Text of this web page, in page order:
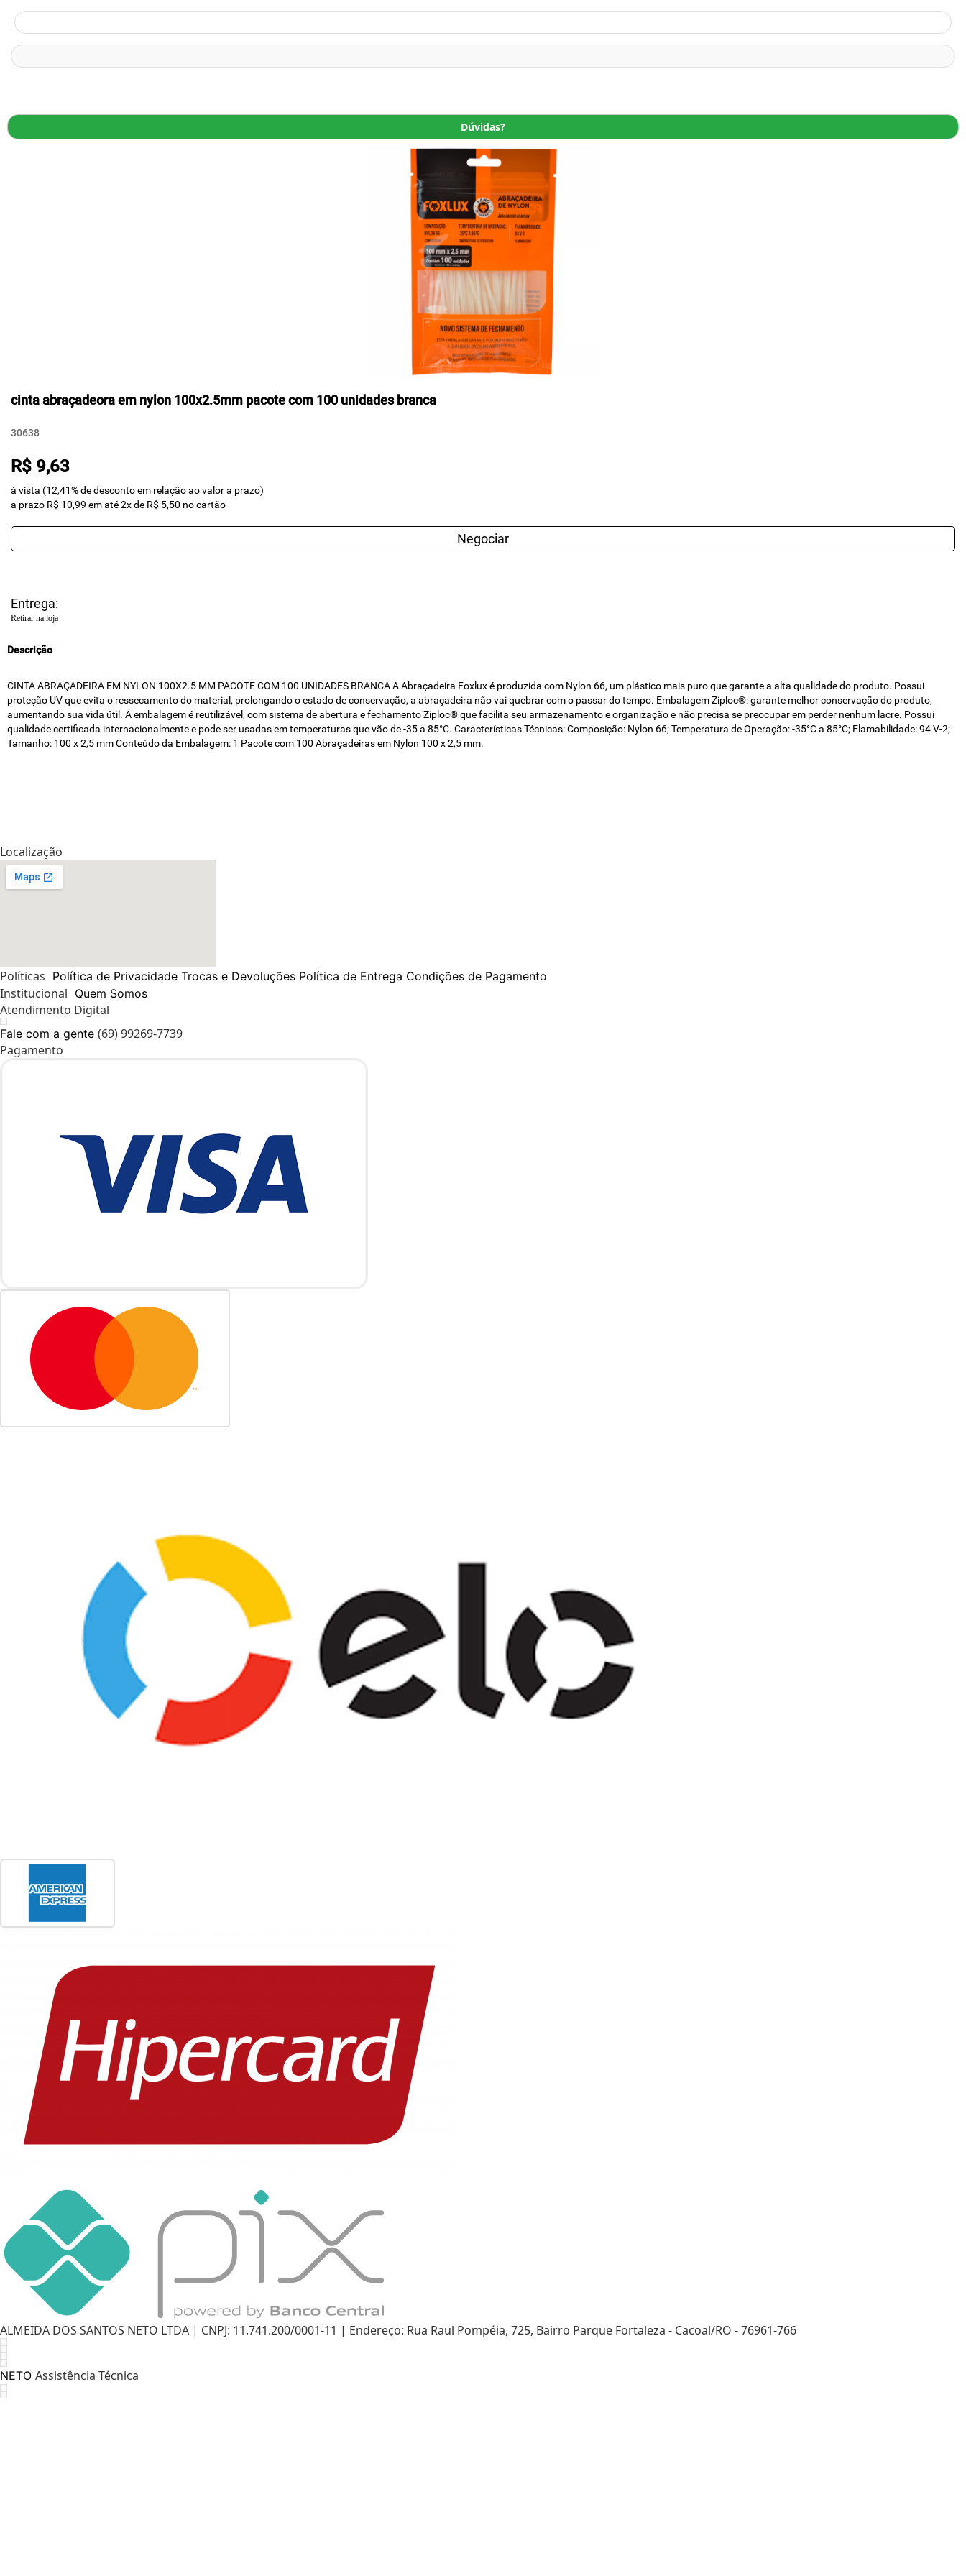
Dúvidas?
cinta abraçadeora em nylon 100x2.5mm pacote com 100 unidades branca
30638
R$ 9,63
à vista (12,41% de desconto em relação ao valor a prazo)
a prazo R$ 10,99 em até 2x de R$ 5,50 no cartão
Negociar
Entrega:
Retirar na loja
Descrição
CINTA ABRAÇADEIRA EM NYLON 100X2.5 MM PACOTE COM 100 UNIDADES BRANCA A Abraçadeira Foxlux é produzida com Nylon 66, um plástico mais puro que garante a alta qualidade do produto. Possui
proteção UV que evita o ressecamento do material, prolongando o estado de conservação, a abraçadeira não vai quebrar com o passar do tempo. Embalagem Ziploc®: garante melhor conservação do produto,
aumentando sua vida útil. A embalagem é reutilizável, com sistema de abertura e fechamento Ziploc® que facilita seu armazenamento e organização e não precisa se preocupar em perder nenhum lacre. Possui
qualidade certificada internacionalmente e pode ser usadas em temperaturas que vão de -35 a 85°C. Características Técnicas: Composição: Nylon 66; Temperatura de Operação: -35°C a 85°C; Flamabilidade: 94 V-2;
Tamanho: 100 x 2,5 mm Conteúdo da Embalagem: 1 Pacote com 100 Abraçadeiras em Nylon 100 x 2,5 mm.
Localização
Políticas Política de Privacidade Trocas e Devoluções Política de Entrega Condições de Pagamento
Institucional Quem Somos
Atendimento Digital
Fale com a gente (69) 99269-7739
Pagamento
ALMEIDA DOS SANTOS NETO LTDA | CNPJ: 11.741.200/0001-11 | Endereço: Rua Raul Pompéia, 725, Bairro Parque Fortaleza - Cacoal/RO - 76961-766
NETO Assistência Técnica